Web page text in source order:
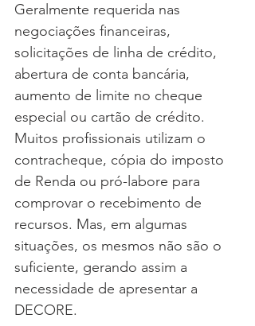
Geralmente requerida nas
negociações financeiras,
solicitações de linha de crédito,
abertura de conta bancária,
aumento de limite no cheque
especial ou cartão de crédito.
Muitos profissionais utilizam o
contracheque, cópia do imposto
de Renda ou pró-labore para
comprovar o recebimento de
recursos. Mas, em algumas
situações, os mesmos não são o
suficiente, gerando assim a
necessidade de apresentar a
DECORE.